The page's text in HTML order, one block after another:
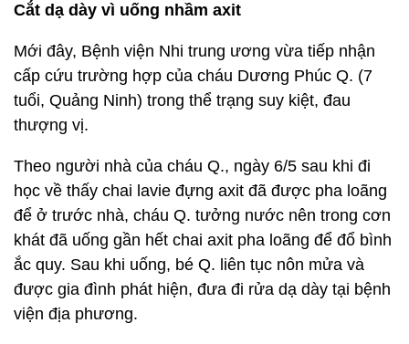
Cắt dạ dày vì uống nhầm axit
Mới đây, Bệnh viện Nhi trung ương vừa tiếp nhận
cấp cứu trường hợp của cháu Dương Phúc Q. (7
tuổi, Quảng Ninh) trong thể trạng suy kiệt, đau
thượng vị.
Theo người nhà của cháu Q., ngày 6/5 sau khi đi
học về thấy chai lavie đựng axit đã được pha loãng
để ở trước nhà, cháu Q. tưởng nước nên trong cơn
khát đã uống gần hết chai axit pha loãng để đổ bình
ắc quy. Sau khi uống, bé Q. liên tục nôn mửa và
được gia đình phát hiện, đưa đi rửa dạ dày tại bệnh
viện địa phương.